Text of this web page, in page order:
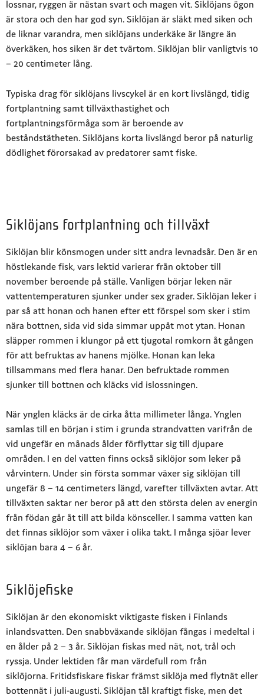
lossnar, ryggen är nästan svart och magen vit. Siklöjans ögon
är stora och den har god syn. Siklöjan är släkt med siken och
de liknar varandra, men siklöjans underkäke är längre än
överkäken, hos siken är det tvärtom. Siklöjan blir vanligtvis 10
– 20 centimeter lång.
Typiska drag för siklöjans livscykel är en kort livslängd, tidig
fortplantning samt tillväxthastighet och
fortplantningsförmåga som är beroende av
beståndstätheten. Siklöjans korta livslängd beror på naturlig
dödlighet förorsakad av predatorer samt fiske.
Siklöjans fortplantning och tillväxt
Siklöjan blir könsmogen under sitt andra levnadsår. Den är en
höstlekande fisk, vars lektid varierar från oktober till
november beroende på ställe. Vanligen börjar leken när
vattentemperaturen sjunker under sex grader. Siklöjan leker i
par så att honan och hanen efter ett förspel som sker i stim
nära bottnen, sida vid sida simmar uppåt mot ytan. Honan
släpper rommen i klungor på ett tjugotal romkorn åt gången
för att befruktas av hanens mjölke. Honan kan leka
tillsammans med flera hanar. Den befruktade rommen
sjunker till bottnen och kläcks vid islossningen.
När ynglen kläcks är de cirka åtta millimeter långa. Ynglen
samlas till en början i stim i grunda strandvatten varifrån de
vid ungefär en månads ålder förflyttar sig till djupare
områden. I en del vatten finns också siklöjor som leker på
vårvintern. Under sin första sommar växer sig siklöjan till
ungefär 8 – 14 centimeters längd, varefter tillväxten avtar. Att
tillväxten saktar ner beror på att den största delen av energin
från födan går åt till att bilda könsceller. I samma vatten kan
det finnas siklöjor som växer i olika takt. I många sjöar lever
siklöjan bara 4 – 6 år.
Siklöjefiske
Siklöjan är den ekonomiskt viktigaste fisken i Finlands
inlandsvatten. Den snabbväxande siklöjan fångas i medeltal i
en ålder på 2 – 3 år. Siklöjan fiskas med nät, not, trål och
ryssja. Under lektiden får man värdefull rom från
siklöjorna. Fritidsfiskare fiskar främst siklöja med flytnät eller
bottennät i juli-augusti. Siklöjan tål kraftigt fiske, men det